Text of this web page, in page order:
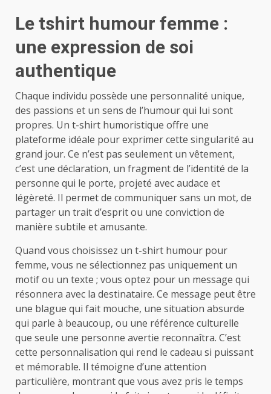
Le tshirt humour femme :
une expression de soi
authentique
Chaque individu possède une personnalité unique,
des passions et un sens de l’humour qui lui sont
propres. Un t-shirt humoristique offre une
plateforme idéale pour exprimer cette singularité au
grand jour. Ce n’est pas seulement un vêtement,
c’est une déclaration, un fragment de l’identité de la
personne qui le porte, projeté avec audace et
légèreté. Il permet de communiquer sans un mot, de
partager un trait d’esprit ou une conviction de
manière subtile et amusante.
Quand vous choisissez un t-shirt humour pour
femme, vous ne sélectionnez pas uniquement un
motif ou un texte ; vous optez pour un message qui
résonnera avec la destinataire. Ce message peut être
une blague qui fait mouche, une situation absurde
qui parle à beaucoup, ou une référence culturelle
que seule une personne avertie reconnaîtra. C’est
cette personnalisation qui rend le cadeau si puissant
et mémorable. Il témoigne d’une attention
particulière, montrant que vous avez pris le temps